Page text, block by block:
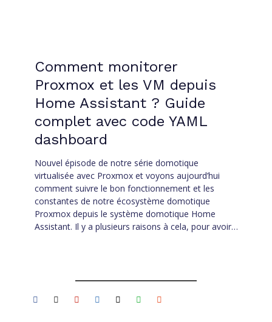
Comment monitorer
Proxmox et les VM depuis
Home Assistant ? Guide
complet avec code YAML
dashboard
Nouvel épisode de notre série domotique
virtualisée avec Proxmox et voyons aujourd’hui
comment suivre le bon fonctionnement et les
constantes de notre écosystème domotique
Proxmox depuis le système domotique Home
Assistant. Il y a plusieurs raisons à cela, pour avoir…